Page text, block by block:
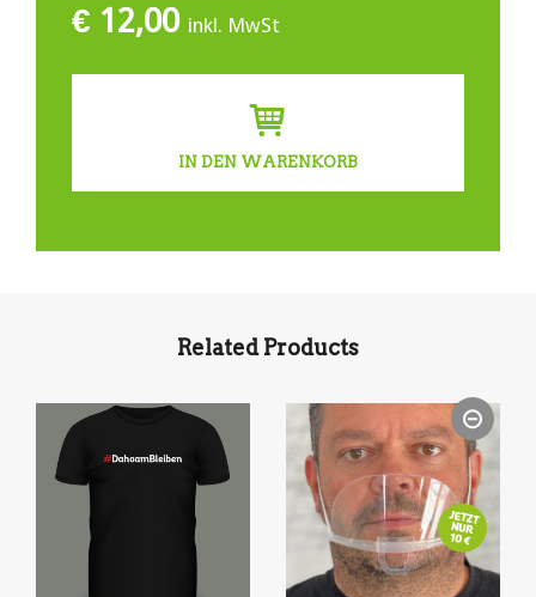
€ 12,00 inkl. MwSt
IN DEN WARENKORB
Related Products